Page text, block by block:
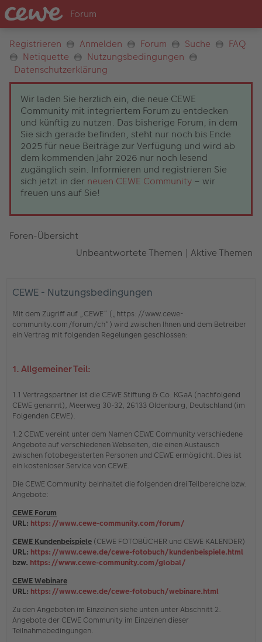
Registrieren Anmelden Forum Suche
FAQ
Netiquette
Nutzungsbedingungen
Datenschutzerklärung
Wir laden Sie herzlich ein, die neue CEWE
Community mit integriertem Forum zu entdecken
und künftig zu nutzen. Das bisherige Forum, in dem
Sie sich gerade befinden, steht nur noch bis Ende
2025 für neue Beiträge zur Verfügung und wird ab
dem kommenden Jahr 2026 nur noch lesend
zugänglich sein. Informieren und registrieren Sie
sich jetzt in der neuen CEWE Community – wir
freuen uns auf Sie!
Foren-Übersicht
Unbeantwortete Themen | Aktive Themen
CEWE - Nutzungsbedingungen
Mit dem Zugriff auf „CEWE“ („https://www.cewe-
community.com/forum/ch“) wird zwischen Ihnen und dem Betreiber
ein Vertrag mit folgenden Regelungen geschlossen:
1. Allgemeiner Teil:
1.1 Vertragspartner ist die CEWE Stiftung & Co. KGaA (nachfolgend
CEWE genannt), Meerweg 30-32, 26133 Oldenburg, Deutschland (im
Folgenden CEWE).
1.2 CEWE vereint unter dem Namen CEWE Community verschiedene
Angebote auf verschiedenen Webseiten, die einen Austausch
zwischen fotobegeisterten Personen und CEWE ermöglicht. Dies ist
ein kostenloser Service von CEWE.
Die CEWE Community beinhaltet die folgenden drei Teilbereiche bzw.
Angebote:
CEWE Forum
URL: https://www.cewe-community.com/forum/
CEWE Kundenbeispiele (CEWE FOTOBÜCHER und CEWE KALENDER)
URL: https://www.cewe.de/cewe-fotobuch/kundenbeispiele.html
bzw. https://www.cewe-community.com/global/
CEWE Webinare
URL: https://www.cewe.de/cewe-fotobuch/webinare.html
Zu den Angeboten im Einzelnen siehe unten unter Abschnitt 2.
Angebote der CEWE Community im Einzelnen dieser
Teilnahmebedingungen.